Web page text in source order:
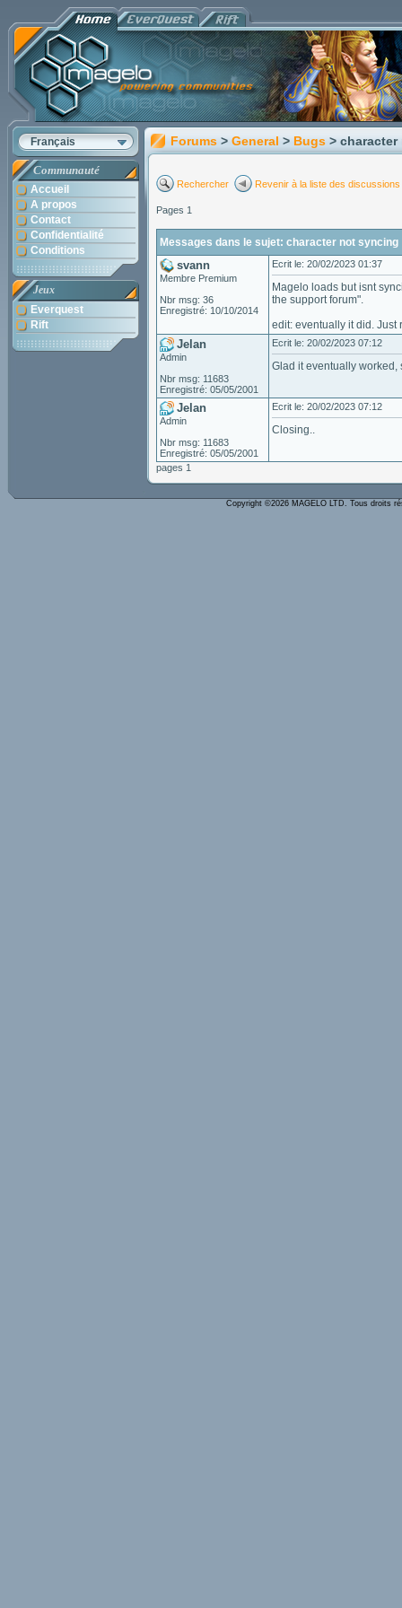
Français
Communauté
Accueil
A propos
Contact
Confidentialité
Conditions
Jeux
Everquest
Rift
Forums > General > Bugs >
Rechercher Revenir à la liste des discussions
Pages 1
Messages dans le sujet: character not syncing
svann
Membre Premium
Nbr msg: 36
Enregistré: 10/10/2014
Ecrit le: 20/02/2023 01:37
Magelo loads but isnt
the support forum".
edit: eventually it did. Just
Jelan
Admin
Nbr msg: 11683
Enregistré: 05/05/2001
Ecrit le: 20/02/2023 07:12
Glad it eventually worked,
Jelan
Admin
Nbr msg: 11683
Enregistré: 05/05/2001
Ecrit le: 20/02/2023 07:12
Closing..
pages 1
Copyright ©2026 MAGELO LTD. Tous droits